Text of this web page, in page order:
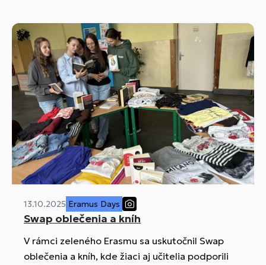
13.10.2025 Eramus Days
Swap oblečenia a kníh
V rámci zeleného Erasmu sa uskutočnil Swap
oblečenia a kníh, kde žiaci aj učitelia podporili